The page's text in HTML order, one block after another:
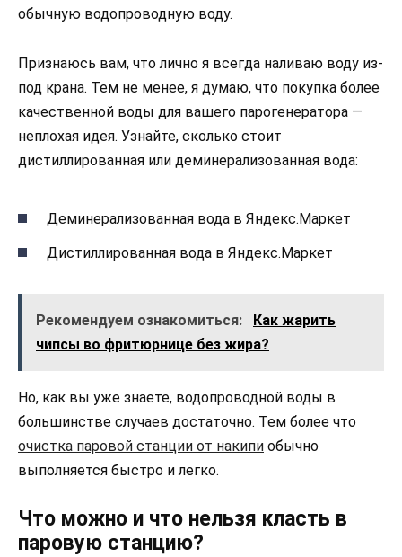
обычную водопроводную воду.
Признаюсь вам, что лично я всегда наливаю воду из-
под крана. Тем не менее, я думаю, что покупка более
качественной воды для вашего парогенератора —
неплохая идея. Узнайте, сколько стоит
дистиллированная или деминерализованная вода:
Деминерализованная вода в Яндекс.Маркет
Дистиллированная вода в Яндекс.Маркет
Рекомендуем ознакомиться:
Как жарить
чипсы во фритюрнице без жира?
Но, как вы уже знаете, водопроводной воды в
большинстве случаев достаточно. Тем более что
очистка паровой станции от накипи обычно
выполняется быстро и легко.
Что можно и что нельзя класть в
паровую станцию?